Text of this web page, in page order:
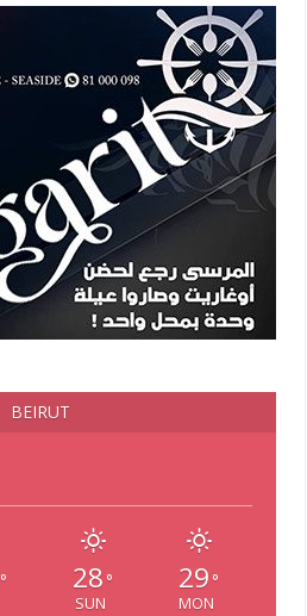
BEIRUT
° 28 °
SUN
29 °
MON